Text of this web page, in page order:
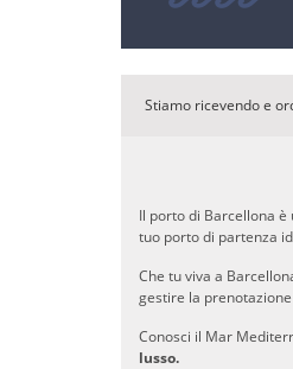
Stiamo ricevendo e
Il porto di Barcellona
tuo porto di partenza
Che tu viva a
gestire la
Conosci il Mar
lusso.